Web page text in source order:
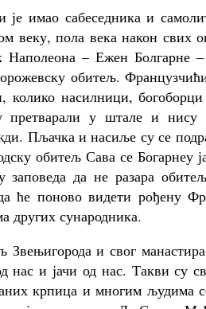
је имао сабеседника и
веку, пола века након свих
Наполеона – Ежен Болгарне
обитељ.
колико насилници,
претварали у штале и
Пљачка и насиље су се
обитељ Сава се
заповеда да не разара
ће поново видети рођену
других сународника.
Звењигорода и свог
нас и јачи од нас. Такви су
крпица и многим људима